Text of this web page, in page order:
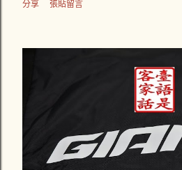
分享 張貼留言